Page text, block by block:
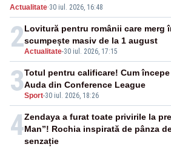
Actualitate·30 iul. 2026, 16:48
2Actualitate-30 iul. 2026, 17:15
Lovitură pentru românii care merg
scumpește masiv de la 1 august
3Sport-30 iul. 2026, 18:26
Totul pentru calificare! Cum
Auda din Conference League
4Zendaya a furat toate privirile la
Man”! Rochia inspirată de pânza
senzație